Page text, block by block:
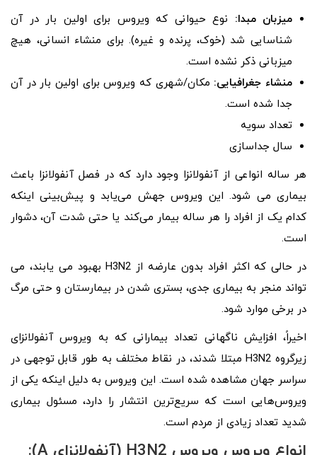
میزبان مبدا: نوع حیوانی که ویروس برای اولین بار در آن
شناسایی شد (خوک، پرنده و غیره). برای منشاء انسانی، هیچ
میزبانی ذکر نشده است.
منشاء جغرافیایی: مکان/شهری که ویروس برای اولین بار در آن
جدا شده است.
تعداد سویه
سال جداسازی
هر ساله انواعی از آنفولانزا وجود دارد که در فصل آنفولانزا باعث
بیماری می شود. این ویروس جهش می‌یابد و پیش‌بینی اینکه
کدام یک از افراد را هر ساله بیمار می‌کند یا حتی شدت آن، دشوار
است.
در حالی که اکثر افراد بدون عارضه از H3N2 بهبود می یابند، می
تواند منجر به بیماری جدی، بستری شدن در بیمارستان و حتی مرگ
در برخی موارد شود.
اخیراً، افزایش ناگهانی تعداد بیمارانی که به ویروس آنفولانزای
زیرگروه H3N2 مبتلا شدند، در نقاط مختلف به طور قابل توجهی در
سراسر جهان مشاهده شده است. این ویروس به دلیل اینکه یکی از
ویروس‌هایی است که سریع‌ترین انتشار را دارد، مسئول بیماری
شدید تعداد زیادی از مردم است.